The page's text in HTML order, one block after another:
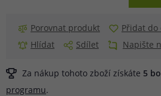
Porovnat produkt
Přidat do
Hlídat
Sdílet Napište
Za nákup tohoto zboží získáte 5
programu.